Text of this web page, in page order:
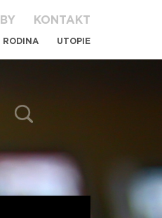
KONTAKT
RODINA UTOPIE